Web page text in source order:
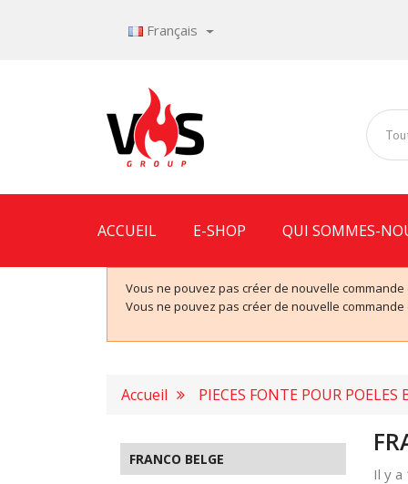
Français
ACCUEIL E-SHOP QUI SOMMES-
Vous ne pouvez pas créer de nouvelle
Vous ne pouvez pas créer de nouvelle
Accueil PIECES FONTE POUR POELES
FRANCO BELGE
Il y a